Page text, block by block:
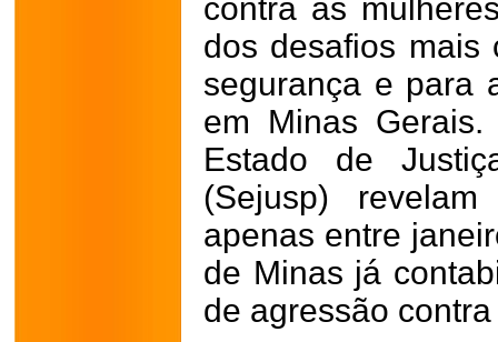
contra as
dos desafios mais
segurança e para
em Minas
Estado de
(Sejusp)
apenas entre
de Minas já
de agressão